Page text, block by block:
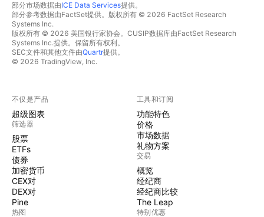
部分市场数据由ICE Data Services提供。
部分参考数据由FactSet提供。版权所有 © 2026 FactSet Research
Systems Inc.
版权所有 © 2026 美国银行家协会。CUSIP数据库由FactSet Research
Systems Inc.提供。保留所有权利。
SEC文件和其他文件由Quartr提供。
© 2026 TradingView, Inc.
不仅是产品
超级图表
筛选器
股票
ETFs
债券
加密货币
CEX对
DEX对
Pine
热图
工具和订阅
功能特色
价格
市场数据
礼物方案
交易
概览
经纪商
经纪商比较
The Leap
特别优惠